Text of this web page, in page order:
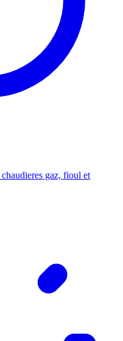
gaz, fioul et